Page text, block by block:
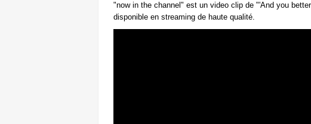
"now in the channel" est un video clip de "'And you
disponible en streaming de haute qualité.